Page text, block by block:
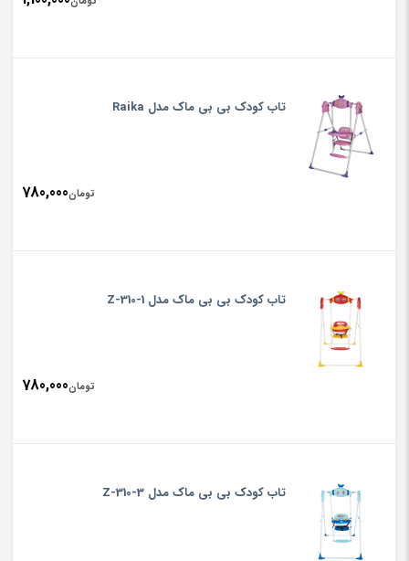
تاب کودک بی بی ماک مدل Raika
تومان780,000
تاب کودک بی بی ماک مدل Z-310-1
تومان780,000
تاب کودک بی بی ماک مدل Z-310-3